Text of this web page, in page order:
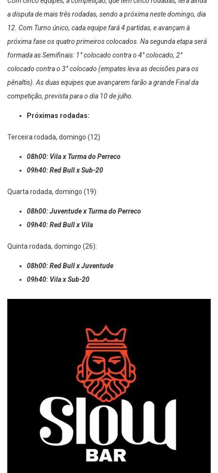
Com cinco equipes, a competição, que tem cinco rodadas, terá ainda
a disputa de mais três rodadas, sendo a próxima neste domingo, dia
12. Com Turno único, cada equipe fará 4 partidas, e avançam à
próxima fase os quatro primeiros colocados. Na segunda etapa será
formada as Semifinais: 1° colocado contra o 4° colocado, 2°
colocado contra o 3° colocado (empates leva as decisões para os
pênaltis). As duas equipes que avançarem farão a grande Final da
competição, prevista para o dia 10 de julho.
Próximas rodadas:
Terceira rodada, domingo (12)
08h00: Vila x Turma do Perreco
09h40: Red Bull x Sub-20
Quarta rodada, domingo (19):
08h00: Juventude x Turma do Perreco
09h40: Red Bull x Vila
Quinta rodada, domingo (26):
08h00: Red Bull x Juventude
09h40: Vila x Sub-20